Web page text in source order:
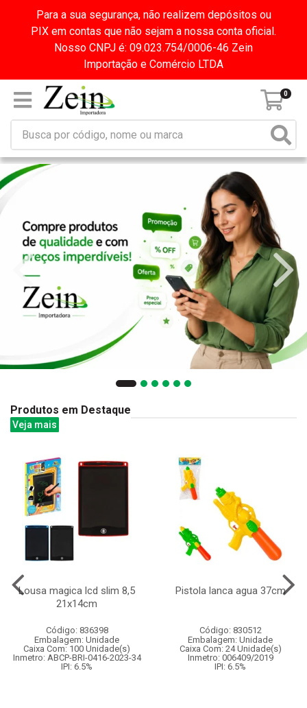
Para a sua segurança, não realizem depósitos ou
PIX em contas que não sejam a nossa conta oficial.
Nosso CNPJ é: 09.023.754/0006-46 Zein
Importação e Comércio LTDA
0
Produtos em Destaque
Veja mais
Lousa magica lcd slim 8,5
21x14cm
Código: 836398
Embalagem: Unidade
Caixa Com: 100 Unidade(s)
Inmetro: ABCP-BRI-0416-2023-34
IPI: 6.5%
Pistola lanca agua 37cm
Código: 830512
Embalagem: Unidade
Caixa Com: 24 Unidade(s)
Inmetro: 006409/2019
IPI: 6.5%